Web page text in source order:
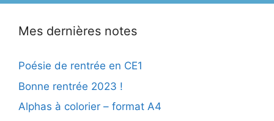
Mes dernières notes
Poésie de rentrée en CE1
Bonne rentrée 2023 !
Alphas à colorier – format A4